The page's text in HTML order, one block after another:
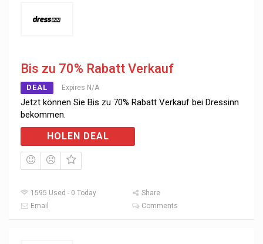
Bis zu 70% Rabatt Verkauf
DEAL Expires N/A
Jetzt können Sie Bis zu 70% Rabatt Verkauf bei Dressinn
bekommen.
HOLEN DEAL
1595 Used - 0 Today
Share
Email
Comments